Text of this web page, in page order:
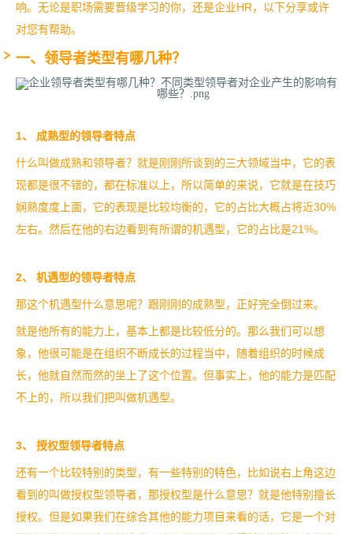
响。无论是职场需要晋级学习的你，还是企业HR，以下分享或许
对您有帮助。
一、领导者类型有哪几种？
1、 成熟型的领导者特点
什么叫做成熟和领导者？就是刚刚所谈到的三大领域当中，它的表
现都是很不错的，都在标准以上，所以简单的来说，它就是在技巧
娴熟度度上面，它的表现是比较均衡的，它的占比大概占将近30%
左右。然后在他的右边看到有所谓的机遇型，它的占比是21%。
2、 机遇型的领导者特点
那这个机遇型什么意思呢？跟刚刚的成熟型，正好完全倒过来。
就是他所有的能力上，基本上都是比较低分的。那么我们可以想
象，他很可能是在组织不断成长的过程当中，随着组织的时候成
长，他就自然而然的坐上了这个位置。但事实上，他的能力是匹配
不上的，所以我们把叫做机遇型。
3、 授权型领导者特点
还有一个比较特别的类型，有一些特别的特色，比如说右上角这边
看到的叫做授权型领导者，那授权型是什么意思？就是他特别擅长
授权。但是如果我们在综合其他的能力项目来看的话，它是一个对